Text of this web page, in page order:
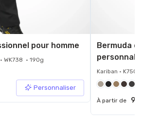
pour homme
WK738 • 190g
Personnaliser
Bermuda
Kariban • K750
À partir de